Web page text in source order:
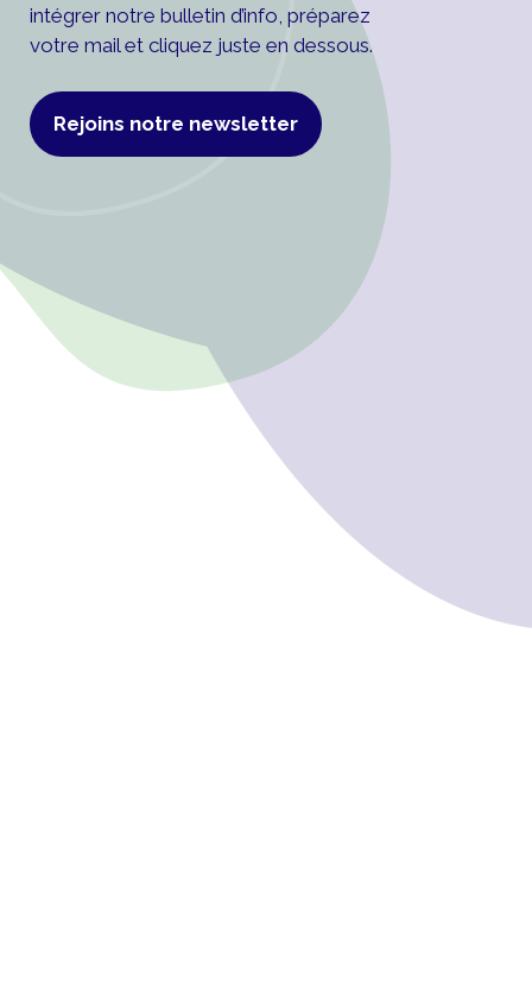
intégrer notre bulletin d’info, préparez
votre mail et cliquez juste en dessous.
Rejoins notre newsletter